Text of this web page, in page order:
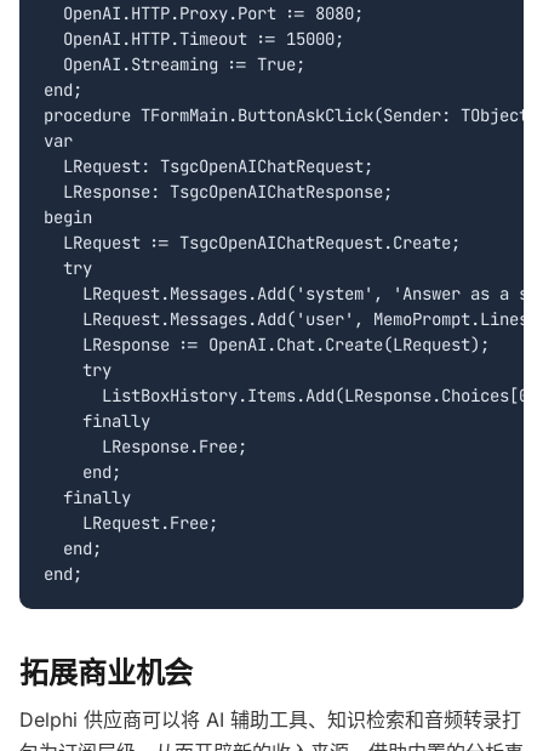
  OpenAI.HTTP.Proxy.Port := 8080;
  OpenAI.HTTP.Timeout := 15000;
  OpenAI.Streaming := True;
end;
procedure TFormMain.ButtonAskClick(Sender:
var
  LRequest: TsgcOpenAIChatRequest;
  LResponse: TsgcOpenAIChatResponse;
begin
  LRequest := TsgcOpenAIChatRequest.Create;
  try
LRequest.Messages.Add('system', 'Answer as a
LRequest.Messages.Add('user',
    LResponse := OpenAI.Chat.Create(LRequest);
    try
    finally
      LResponse.Free;
    end;
  finally
    LRequest.Free;
  end;
拓展商业机会
Delphi 供应商可以将 AI 辅助工具、知识检索和音频转录打